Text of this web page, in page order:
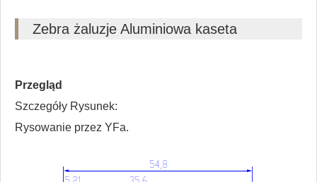
Zebra żaluzje Aluminiowa kaseta
Przegląd
Szczegóły Rysunek:
Rysowanie przez YFa.